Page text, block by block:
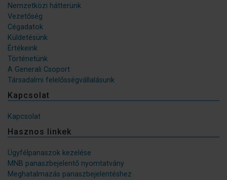
Nemzetközi hátterünk
Vezetőség
Cégadatok
Küldetésünk
Értékeink
Történetünk
A Generali Csoport
Társadalmi felelősségvállalásunk
Kapcsolat
Kapcsolat
Hasznos linkek
Ügyfélpanaszok kezelése
MNB panaszbejelentő nyomtatvány
Meghatalmazás panaszbejelentéshez